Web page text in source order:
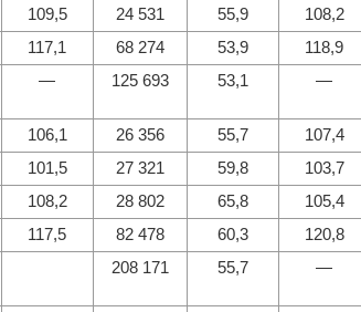
109,5 24 531 55,9 108,2
117,1 68 274 53,9 118,9
— 125 693 53,1 —
106,1 26 356 55,7 107,4
101,5 27 321 59,8 103,7
108,2 28 802 65,8 105,4
117,5 82 478 60,3 120,8
208 171 55,7 —